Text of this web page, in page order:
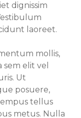
dignissim
laoreet.
mollis,
sem elit vel
Ut
posuere,
tellus
metus. Nulla